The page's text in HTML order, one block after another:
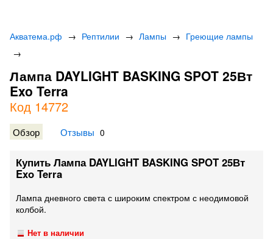
Акватема.рф → Рептилии → Лампы → Греющие лампы
→
Лампа DAYLIGHT BASKING SPOT 25Вт
Exo Terra
Код 14772
Обзор Отзывы 0
Купить Лампа DAYLIGHT BASKING SPOT 25Вт
Exo Terra
Лампа дневного света с широким спектром с неодимовой
колбой.
Нет в наличии